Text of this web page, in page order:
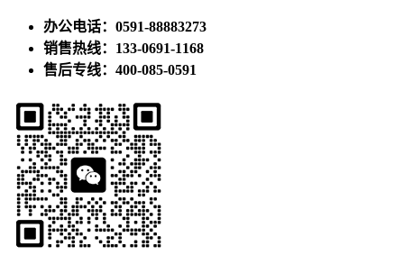
办公电话：0591-88883273
销售热线：133-0691-1168
售后专线：400-085-0591